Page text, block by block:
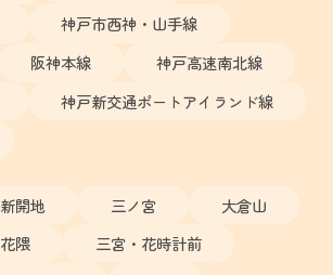
神戸市西神・山手線
阪神本線
神戸高速南北線
神戸新交通ポートアイランド線
新開地 三ノ宮
大倉山
花隈
三宮・花時計前